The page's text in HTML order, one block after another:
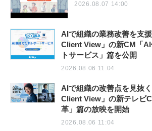
2026.08.07 14:00
AIで組織の業務改善を支
Client View」の新CM「
トサービス」篇を公開
2026.08.06 11:04
AIで組織の改善点を見抜
Client View」の新テレビ
革」篇の放映を開始
2026.08.06 11:04